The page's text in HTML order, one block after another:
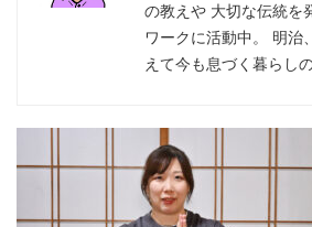
の教えや 大切な伝統を
ワークに活動中。 明治
えて今も息づく暮らし